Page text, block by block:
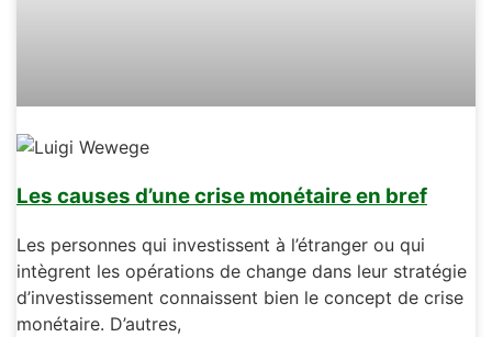
Les causes d’une crise monétaire en bref
Les personnes qui investissent à l’étranger ou qui
intègrent les opérations de change dans leur stratégie
d’investissement connaissent bien le concept de crise
monétaire. D’autres,